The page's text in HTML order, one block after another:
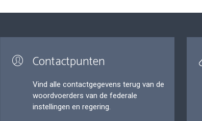
Contactpunten
Vind alle contactgegevens terug van de
woordvoerders van de federale
instellingen en regering.